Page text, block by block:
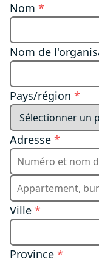
Nom *
Nom de
Pays/région *
Adresse *
Ville *
Province *